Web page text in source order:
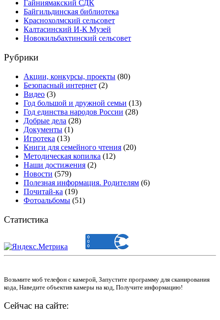
Гайниямакский СДК
Байгильдинская библиотека
Краснохолмский сельсовет
Калтасинский И-К Музей
Новокильбахтинский сельсовет
Рубрики
Акции, конкурсы, проекты (80)
Безопасный интернет (2)
Видео (3)
Год большой и дружной семьи (13)
Год единства народов России (28)
Добрые дела (28)
Документы (1)
Игротека (13)
Книги для семейного чтения (20)
Методическая копилка (12)
Наши достижения (2)
Новости (579)
Полезная информация. Родителям (6)
Почитай-ка (19)
Фотоальбомы (51)
Статистика
Возьмите моб телефон с камерой, Запустите программу для сканирования
кода, Наведите объектив камеры на код, Получите информацию!
Сейчас на сайте: